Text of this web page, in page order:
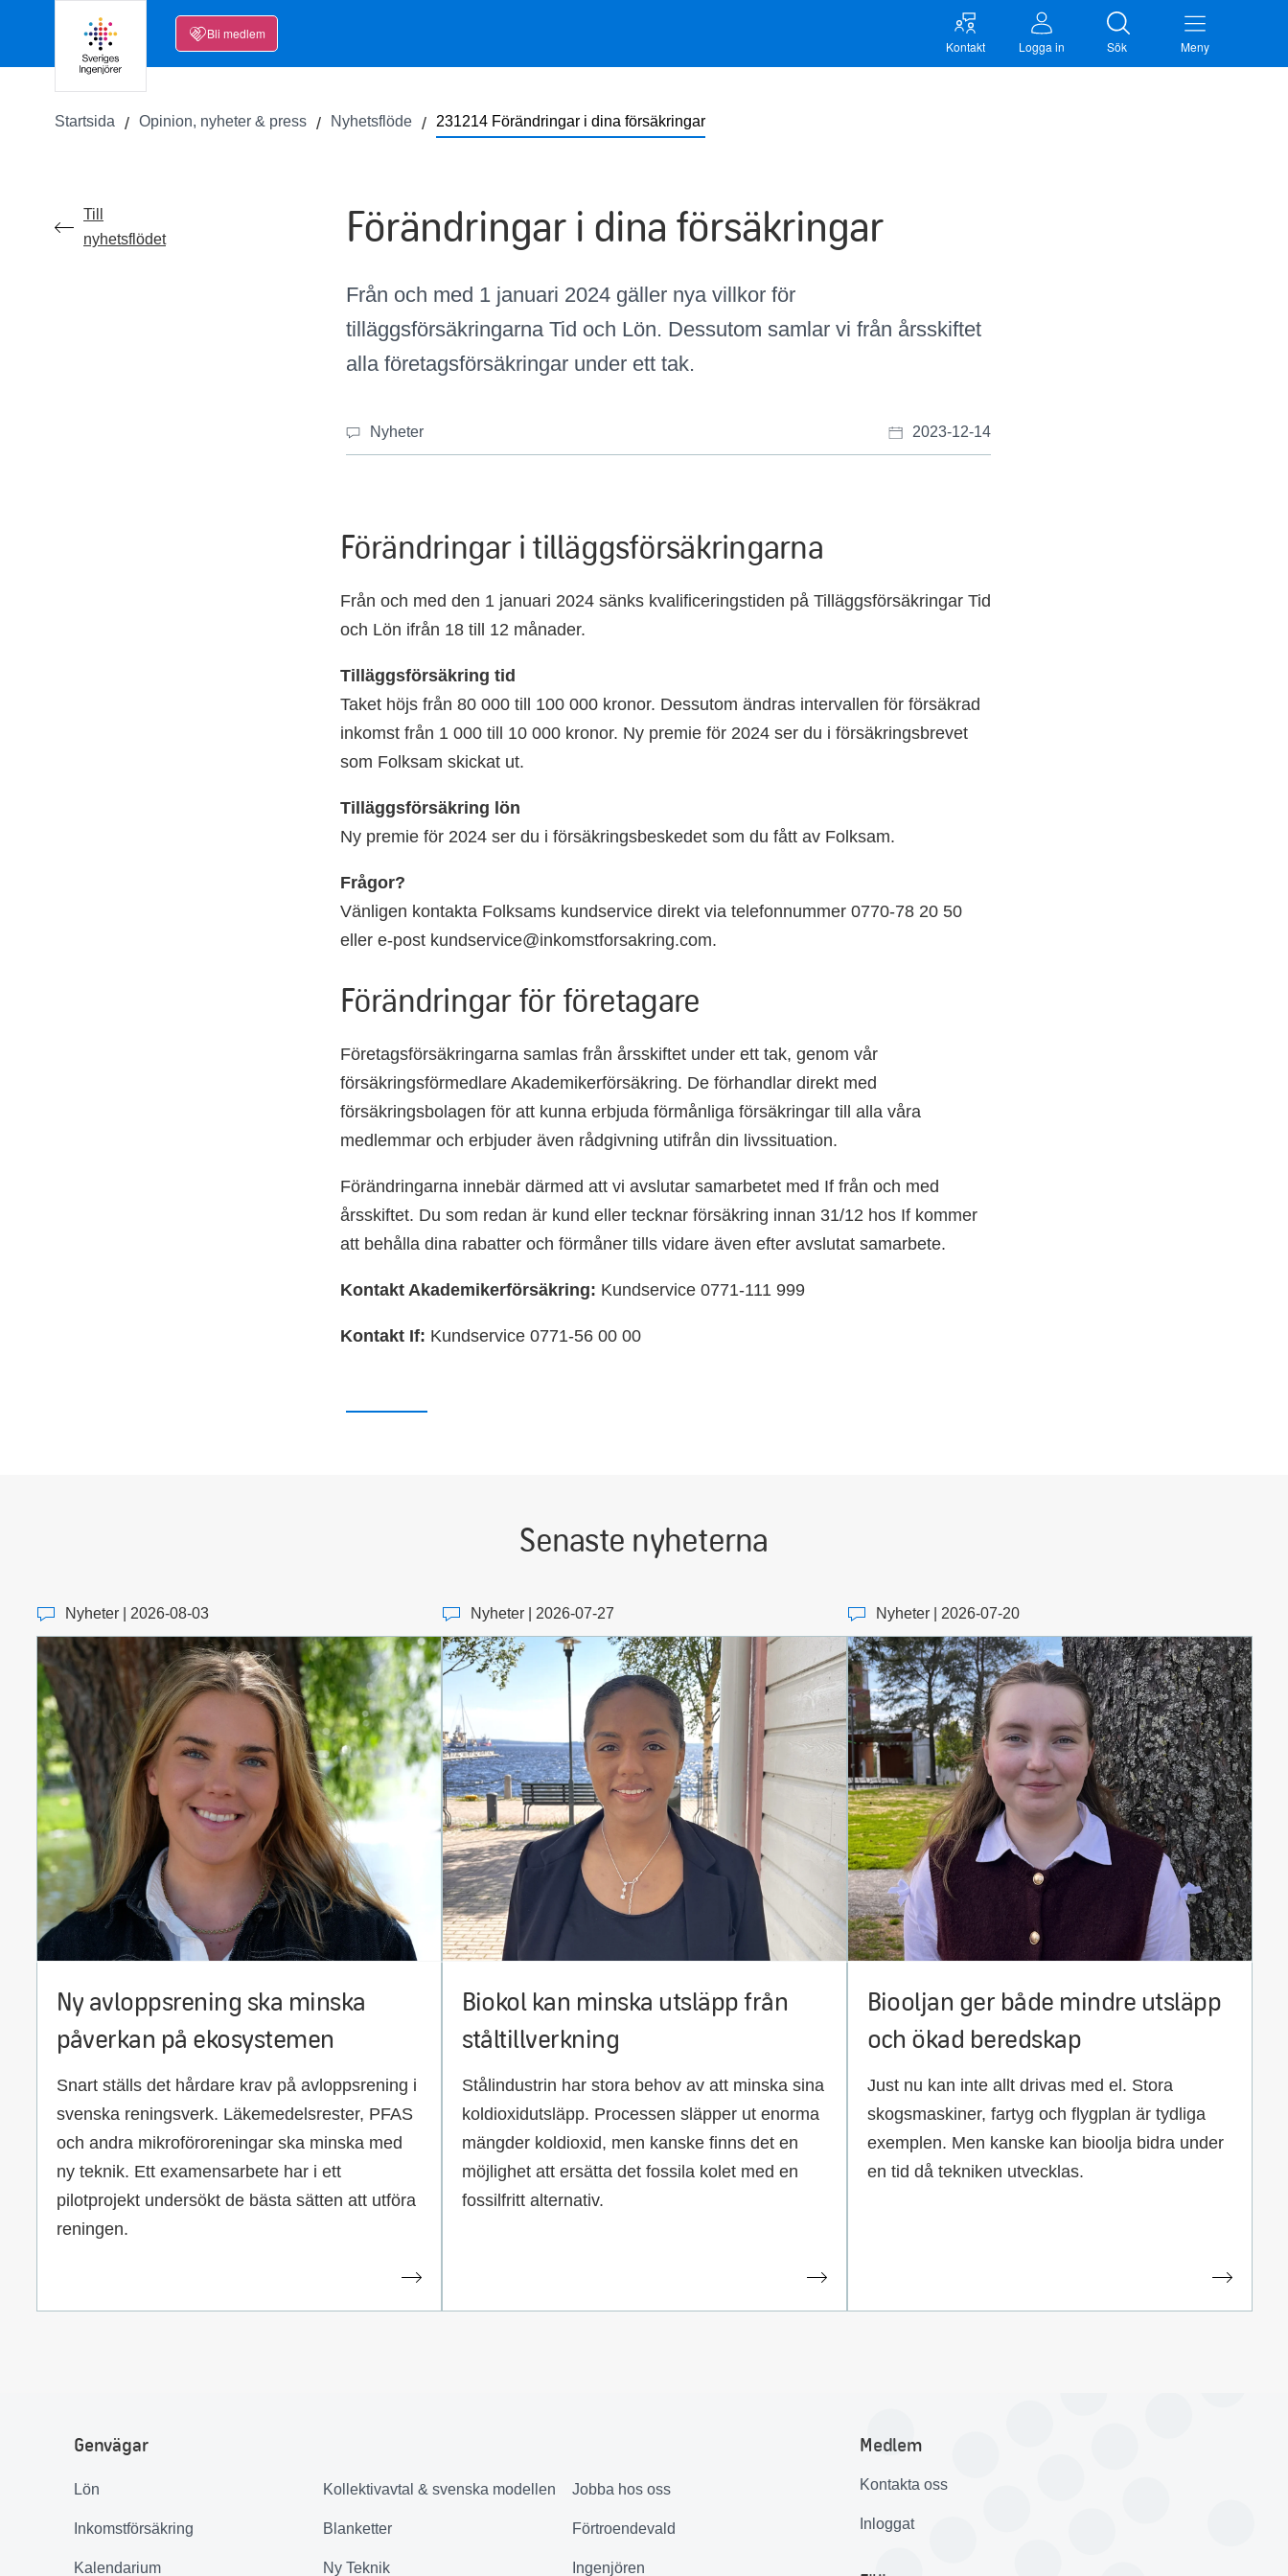
Bli medlem
Kontakt Logga in Sök Meny
Startsida Opinion, nyheter & press Nyhetsflöde 231214 Förändringar i dina försäkringar
Till
nyhetsflödet
Förändringar i dina försäkringar
Från och med 1 januari 2024 gäller nya villkor för
tilläggsförsäkringarna Tid och Lön. Dessutom samlar vi från årsskiftet
alla företagsförsäkringar under ett tak.
Nyheter 2023-12-14
Förändringar i tilläggsförsäkringarna
Från och med den 1 januari 2024 sänks kvalificeringstiden på Tilläggsförsäkringar Tid
och Lön ifrån 18 till 12 månader.
Tilläggsförsäkring tid
Taket höjs från 80 000 till 100 000 kronor. Dessutom ändras intervallen för försäkrad
inkomst från 1 000 till 10 000 kronor. Ny premie för 2024 ser du i försäkringsbrevet
som Folksam skickat ut.
Tilläggsförsäkring lön
Ny premie för 2024 ser du i försäkringsbeskedet som du fått av Folksam.
Frågor?
Vänligen kontakta Folksams kundservice direkt via telefonnummer 0770-78 20 50
eller e-post kundservice@inkomstforsakring.com.
Förändringar för företagare
Företagsförsäkringarna samlas från årsskiftet under ett tak, genom vår
försäkringsförmedlare Akademikerförsäkring. De förhandlar direkt med
försäkringsbolagen för att kunna erbjuda förmånliga försäkringar till alla våra
medlemmar och erbjuder även rådgivning utifrån din livssituation.
Förändringarna innebär därmed att vi avslutar samarbetet med If från och med
årsskiftet. Du som redan är kund eller tecknar försäkring innan 31/12 hos If kommer
att behålla dina rabatter och förmåner tills vidare även efter avslutat samarbete.
Kontakt Akademikerförsäkring: Kundservice 0771-111 999
Kontakt If: Kundservice 0771-56 00 00
Senaste nyheterna
Nyheter | 2026-08-03
Ny avloppsrening ska minska
påverkan på ekosystemen
Snart ställs det hårdare krav på avloppsrening i
svenska reningsverk. Läkemedelsrester, PFAS
och andra mikroföroreningar ska minska med
ny teknik. Ett examensarbete har i ett
pilotprojekt undersökt de bästa sätten att utföra
reningen.
Nyheter | 2026-07-27
Biokol kan minska utsläpp från
ståltillverkning
Stålindustrin har stora behov av att minska sina
koldioxidutsläpp. Processen släpper ut enorma
mängder koldioxid, men kanske finns det en
möjlighet att ersätta det fossila kolet med en
fossilfritt alternativ.
Nyheter | 2026-07-20
Biooljan ger både mindre utsläpp
och ökad beredskap
Just nu kan inte allt drivas med el. Stora
skogsmaskiner, fartyg och flygplan är tydliga
exemplen. Men kanske kan bioolja bidra under
en tid då tekniken utvecklas.
Genvägar
Lön
Inkomstförsäkring
Kalendarium
Kollektivavtal & svenska modellen
Blanketter
Ny Teknik
Jobba hos oss
Förtroendevald
Ingenjören
Medlem
Kontakta oss
Inloggat